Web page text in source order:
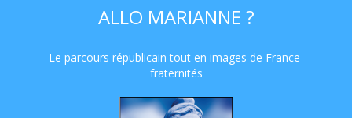
ALLO MARIANNE ?
Le parcours républicain tout en images de France-
fraternités